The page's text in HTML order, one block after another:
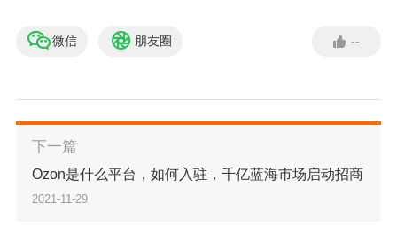
微信 朋友圈 --
下一篇
Ozon是什么平台，如何入驻，千亿蓝海市场启动招商
2021-11-29